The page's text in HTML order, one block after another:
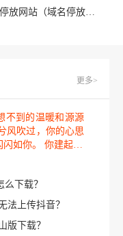
网站（域名停放被仲裁）
更多>
不到的温暖和源源
风吹过，你的心思
闪如你。 你建起…
下载？
法上传抖音？
版下载？